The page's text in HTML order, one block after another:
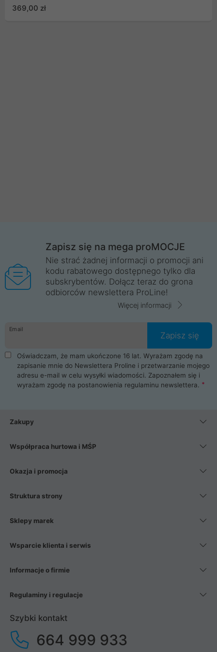
369,00 zł
Zapisz się na mega proMOCJE
Nie strać żadnej informacji o promocji ani
kodu rabatowego dostępnego tylko dla
subskrybentów. Dołącz teraz do grona
odbiorców newslettera ProLine!
Więcej informacji
Email
Zapisz się
Oświadczam, że mam ukończone 16 lat. Wyrażam zgodę na
zapisanie mnie do Newslettera Proline i przetwarzanie mojego
adresu e-mail w celu wysyłki wiadomości. Zapoznałem się i
wyrażam zgodę na postanowienia regulaminu newslettera.
Zakupy
Współpraca hurtowa i MŚP
Okazja i promocja
Struktura strony
Sklepy marek
Wsparcie klienta i serwis
Informacje o firmie
Regulaminy i regulacje
Szybki kontakt
664 999 933